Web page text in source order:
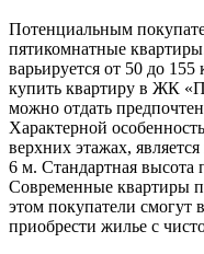
Потенциальным
пятикомнатные
варьируется от 50 до
купить квартиру в ЖК
можно отдать
Характерной
верхних этажах,
6 м. Стандартная высота
Современные квартиры
этом покупатели смогут
приобрести жилье с